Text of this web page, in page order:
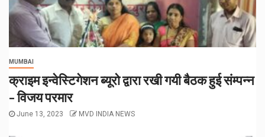
MUMBAI
क्राइम इन्वेस्टिगेशन ब्यूरो द्वारा रखी गयी बैठक हुई संम्पन्न
– विजय परमार
June 13, 2023 MVD INDIA NEWS